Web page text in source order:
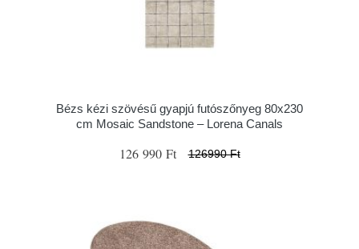
Bézs kézi szövésű gyapjú futószőnyeg 80x230
cm Mosaic Sandstone – Lorena Canals
126 990 Ft 126990 Ft